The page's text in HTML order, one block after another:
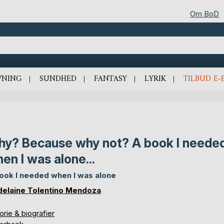
Om BoD
SUNDHED FANTASY LYRIK TILBUD E-
Because why not? A book I
I was alone...
I needed when I was alone
Tolentino Mendoza
& biografier